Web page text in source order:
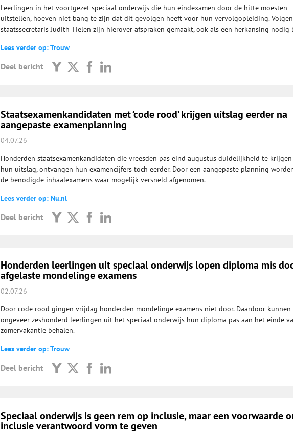
Leerlingen in het voortgezet speciaal onderwijs die hun eindexamen door de hitte moesten
uitstellen, hoeven niet bang te zijn dat dit gevolgen heeft voor hun vervolgopleiding.
staatssecretaris Judith Tielen zijn hierover afspraken gemaakt, ook als een herkansing
Lees verder op: Trouw
Deel bericht
Staatsexamenkandidaten met ‘code rood’ krijgen uitslag eerder na
aangepaste examenplanning
04.07.26
Honderden staatsexamenkandidaten die vreesden pas eind augustus duidelijkheid te
hun uitslag, ontvangen hun examencijfers toch eerder. Door een aangepaste planning
de benodigde inhaalexamens waar mogelijk versneld afgenomen.
Lees verder op: Nu.nl
Deel bericht
Honderden leerlingen uit speciaal onderwijs lopen diploma mis
afgelaste mondelinge examens
02.07.26
Door code rood gingen vrijdag honderden mondelinge examens niet door. Daardoor kunnen
ongeveer zeshonderd leerlingen uit het speciaal onderwijs hun diploma pas aan het einde
zomervakantie behalen.
Lees verder op: Trouw
Deel bericht
Speciaal onderwijs is geen rem op inclusie, maar een voorwaarde
inclusie verantwoord vorm te geven